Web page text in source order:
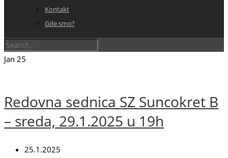
Kontakt
Gde smo?
Jan 25
Redovna sednica SZ Suncokret B
– sreda, 29.1.2025 u 19h
25.1.2025